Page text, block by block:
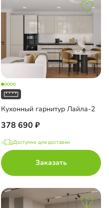
Кухонный гарнитур Лайла-2
378 690
Доступно для доставки
Заказать